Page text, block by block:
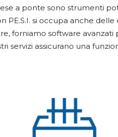
a ponte sono strumenti
PE.S.I. si occupa anche
forniamo software avanzati
servizi assicurano una